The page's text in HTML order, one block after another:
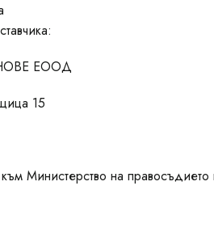
ЕООД
15
Министерство на